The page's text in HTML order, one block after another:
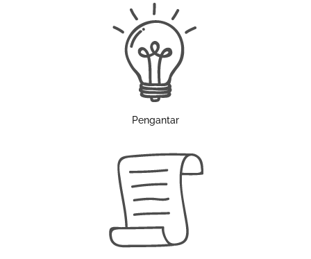
Pengantar